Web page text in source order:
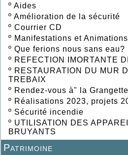
º Aides
º Amélioration de la sécurité
º Courrier CD
º Manifestations et
º Que ferions nous sans eau?
º REFECTION IMORTANTE
º RESTAURATION DU MUR
TREBAIX
º Rendez-vous à" la
º Réalisations 2023, projets
º Sécurité incendie
º UTILISATION DES
BRUYANTS
Patrimoine